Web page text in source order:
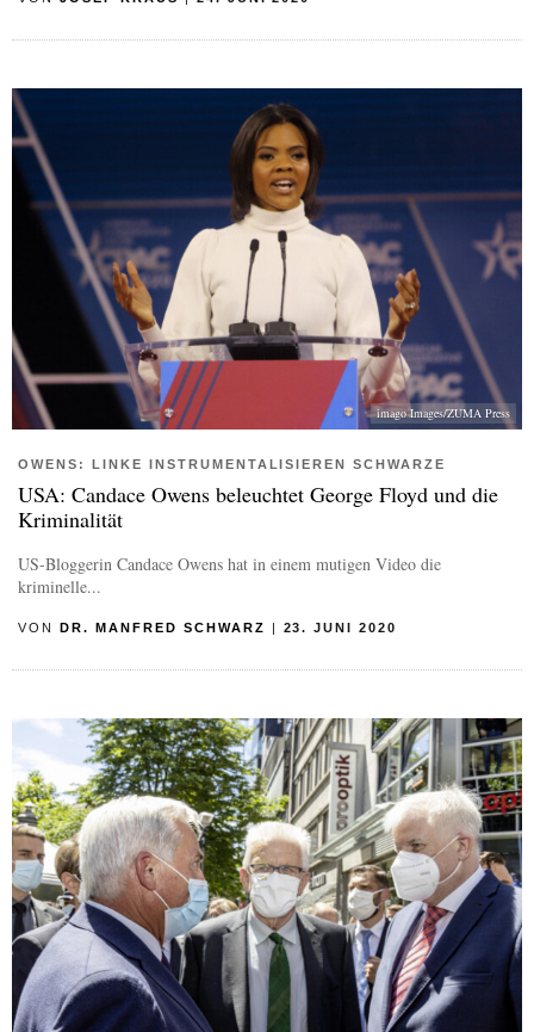
imago Images/ZUMA Press
OWENS: LINKE INSTRUMENTALISIEREN SCHWARZE
USA: Candace Owens beleuchtet George Floyd und die
Kriminalität
US-Bloggerin Candace Owens hat in einem mutigen Video die
kriminelle...
VON DR. MANFRED SCHWARZ | 23. JUNI 2020